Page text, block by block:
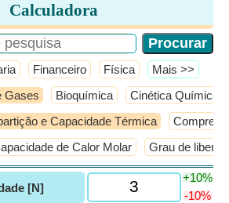
Calculadora
Financeiro Física ​Mais >>
Gases Bioquímica Cinética Química
e Capacidade Térmica
de Calor Molar Grau de
[N]
+10%
-10%